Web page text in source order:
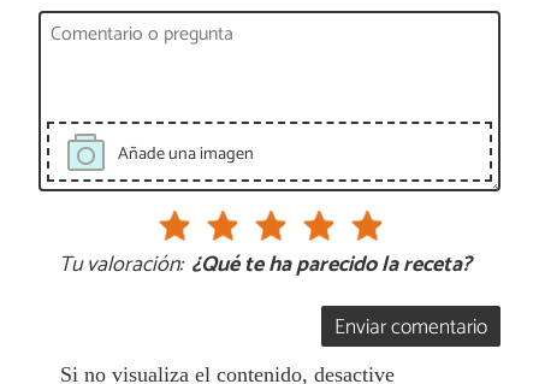
Añade una imagen
Tu valoración: ¿Qué te ha parecido la receta?
Enviar comentario
Si no visualiza el contenido, desactive